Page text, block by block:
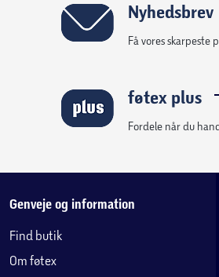
Nyhedsbrev
Få vores skarpeste
føtex plus
Fordele når du
Genveje og information
Find butik
Om føtex